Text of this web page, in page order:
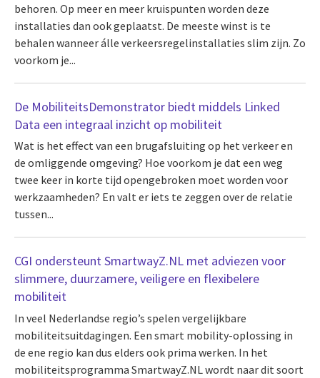
behoren. Op meer en meer kruispunten worden deze
installaties dan ook geplaatst. De meeste winst is te
behalen wanneer álle verkeersregelinstallaties slim zijn. Zo
voorkom je...
De MobiliteitsDemonstrator biedt middels Linked
Data een integraal inzicht op mobiliteit
Wat is het effect van een brugafsluiting op het verkeer en
de omliggende omgeving? Hoe voorkom je dat een weg
twee keer in korte tijd opengebroken moet worden voor
werkzaamheden? En valt er iets te zeggen over de relatie
tussen...
CGI ondersteunt SmartwayZ.NL met adviezen voor
slimmere, duurzamere, veiligere en flexibelere
mobiliteit
In veel Nederlandse regio’s spelen vergelijkbare
mobiliteitsuitdagingen. Een smart mobility-oplossing in
de ene regio kan dus elders ook prima werken. In het
mobiliteitsprogramma SmartwayZ.NL wordt naar dit soort